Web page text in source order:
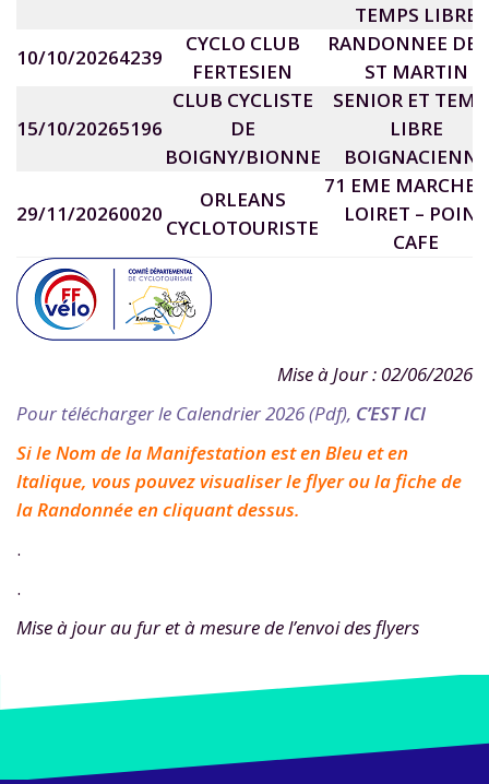
TEMPS LIBRE
10/10/20264239
CYCLO CLUB
FERTESIEN
RANDONNEE DE
ST MARTIN
15/10/20265196
CLUB CYCLISTE
DE
BOIGNY/BIONNE
SENIOR ET
LIBRE
BOIGNACIENNE
29/11/20260020
ORLEANS
CYCLOTOURISTE
71 EME MARCHE
LOIRET – POINT
CAFE
Mise à Jour : 02/06/2026
Pour télécharger le Calendrier 2026 (Pdf), C’ESTICI
Si le Nom de la Manifestation est en Bleu et en
Italique, vous pouvez visualiser le flyer ou la fiche de
la Randonnée en cliquant dessus.
.
.
Mise à jour au fur et à mesure de l’envoi des flyers